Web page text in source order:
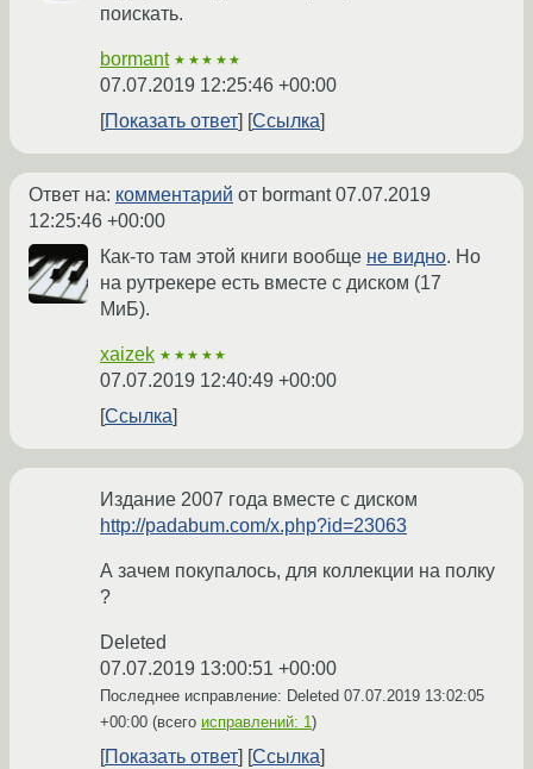
поискать.
bormant ★★★★★
07.07.2019 12:25:46 +00:00
Показать ответ
Ссылка
Ответ на: комментарий от bormant07.07.2019
12:25:46 +00:00
Как-то там этой книги вообще не видно. Но
на рутрекере есть вместе с диском (17
МиБ).
xaizek ★★★★★
07.07.2019 12:40:49 +00:00
Ссылка
Издание 2007 года вместе с диском
http://padabum.com/x.php?id=23063
А зачем покупалось, для коллекции на полку
?
Deleted
07.07.2019 13:00:51 +00:00
Последнее исправление: Deleted 07.07.2019 13:02:05
+00:00 (всего исправлений: 1)
Показать ответ Ссылка